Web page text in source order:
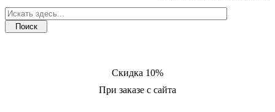
Скидка 10%
При заказе с сайта